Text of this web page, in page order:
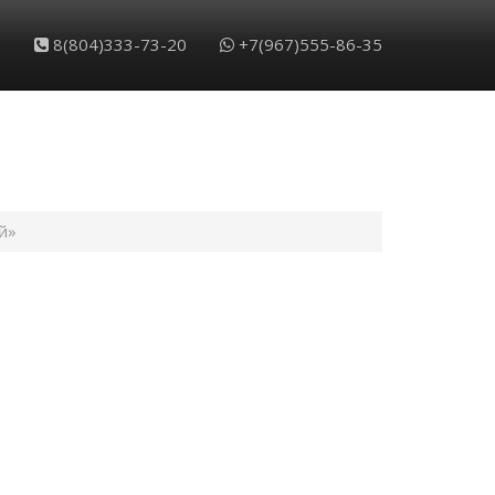
8(804)333-73-20 +7(967)555-86-35